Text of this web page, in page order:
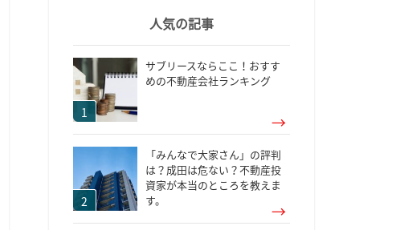
人気の記事
サブリースならここ！おすす
めの不動産会社ランキング
「みんなで大家さん」の評判
は？成田は危ない？不動産投
資家が本当のところを教えま
す。